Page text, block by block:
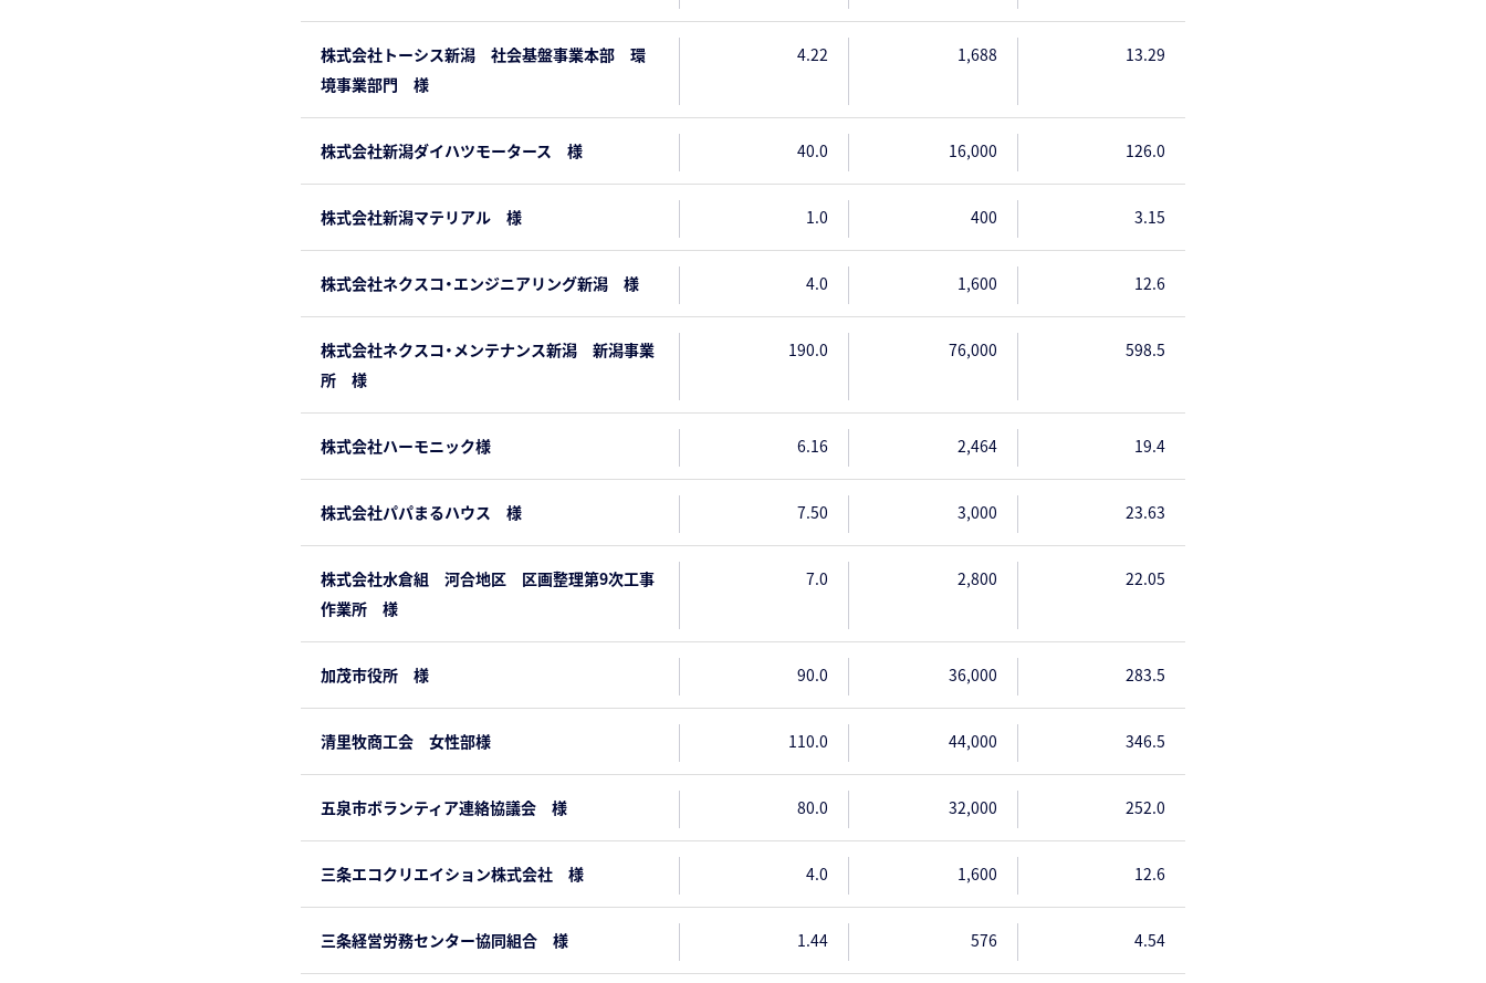
株式会社トーシス新潟 社会基盤事業本部 環
境事業部門 様
4.22 1,688 13.29
株式会社新潟ダイハツモータース 様 40.0 16,000 126.0
株式会社新潟マテリアル 様 1.0 400 3.15
株式会社ネクスコ・エンジニアリング新潟 様 4.0 1,600 12.6
株式会社ネクスコ・メンテナンス新潟 新潟事業
所 様
190.0 76,000 598.5
株式会社ハーモニック様 6.16 2,464 19.4
株式会社パパまるハウス 様 7.50 3,000 23.63
株式会社水倉組 河合地区 区画整理第9次工事
作業所 様
7.0 2,800 22.05
加茂市役所 様 90.0 36,000 283.5
清里牧商工会 女性部様 110.0 44,000 346.5
五泉市ボランティア連絡協議会 様 80.0 32,000 252.0
三条エコクリエイション株式会社 様 4.0 1,600 12.6
三条経営労務センター協同組合 様 1.44 576 4.54